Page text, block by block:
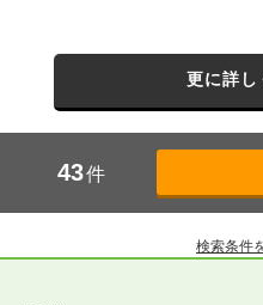
更に詳し
43件
検索条件